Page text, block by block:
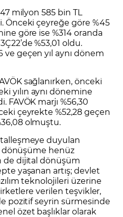
milyon 585 bin TL
Önceki çeyreğe göre %45
göre ise %314 oranda
%53,01 oldu.
ve geçen yıl aynı dönem
sağlanırken, önceki
yılın aynı dönemine
FAVÖK marjı %56,30
çeyrekte %52,28 geçen
olmuştu.
duyulan
dönüşüme henüz
de dijital dönüşüm
yaşanan artış; devlet
teknolojileri üzerine
verilen teşvikler,
pozitif seyrin sürmesinde
özet başlıklar olarak